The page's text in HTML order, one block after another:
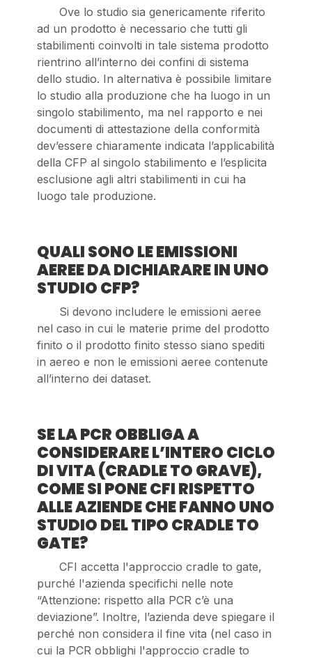
Ove lo studio sia genericamente riferito
ad un prodotto è necessario che tutti gli
stabilimenti coinvolti in tale sistema prodotto
rientrino all’interno dei confini di sistema
dello studio. In alternativa è possibile limitare
lo studio alla produzione che ha luogo in un
singolo stabilimento, ma nel rapporto e nei
documenti di attestazione della conformità
dev’essere chiaramente indicata l’applicabilità
della CFP al singolo stabilimento e l’esplicita
esclusione agli altri stabilimenti in cui ha
luogo tale produzione.
QUALI SONO LE EMISSIONI
AEREE DA DICHIARARE IN UNO
STUDIO CFP?
Si devono includere le emissioni aeree
nel caso in cui le materie prime del prodotto
finito o il prodotto finito stesso siano spediti
in aereo e non le emissioni aeree contenute
all’interno dei dataset.
SE LA PCR OBBLIGA A
CONSIDERARE L’INTERO CICLO
DI VITA (CRADLE TO GRAVE),
COME SI PONE CFI RISPETTO
ALLE AZIENDE CHE FANNO UNO
STUDIO DEL TIPO CRADLE TO
GATE?
CFI accetta l'approccio cradle to gate,
purché l'azienda specifichi nelle note
“Attenzione: rispetto alla PCR c’è una
deviazione”. Inoltre, l’azienda deve spiegare il
perché non considera il fine vita (nel caso in
cui la PCR obblighi l'approccio cradle to